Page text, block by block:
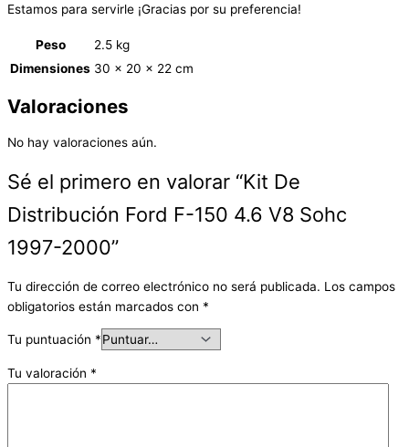
Estamos para servirle ¡Gracias por su preferencia!
Peso
2.5 kg
Dimensiones 30 × 20 × 22 cm
Valoraciones
No hay valoraciones aún.
Sé el primero en valorar “Kit De
Distribución Ford F-150 4.6 V8 Sohc
1997-2000”
Tu dirección de correo electrónico no será publicada. Los campos
obligatorios están marcados con *
Tu puntuación *
Tu valoración *